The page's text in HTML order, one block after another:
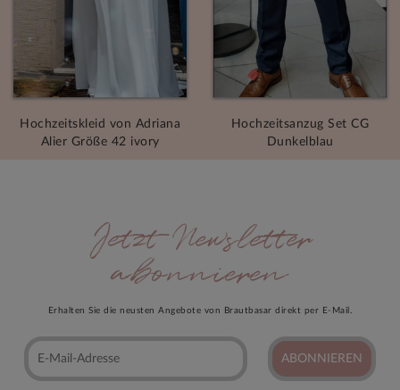
Hochzeitskleid von Adriana
Alier Größe 42 ivory
Hochzeitsanzug Set CG
Dunkelblau
Jetzt Newsletter
abonnieren
Erhalten Sie die neusten Angebote von Brautbasar direkt per E-Mail.
ABONNIEREN